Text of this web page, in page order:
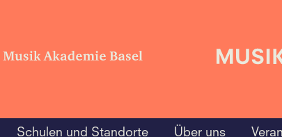
Schulen und Standorte Über uns